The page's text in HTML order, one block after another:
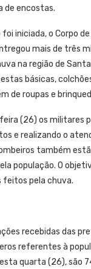
de encostas.
foi iniciada, o Corpo
mais de três
na região de
básicas,
de roupas e
(26) os militares
e realizando o
também
população. O
feitos pela chuva.
recebidas das
referentes à
quarta (26), são